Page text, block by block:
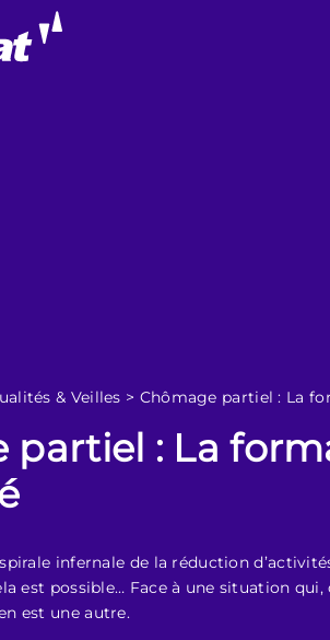
& Veilles > Chômage partiel : La
partiel : La
infernale de la réduction
est possible… Face à une situation
est une autre.